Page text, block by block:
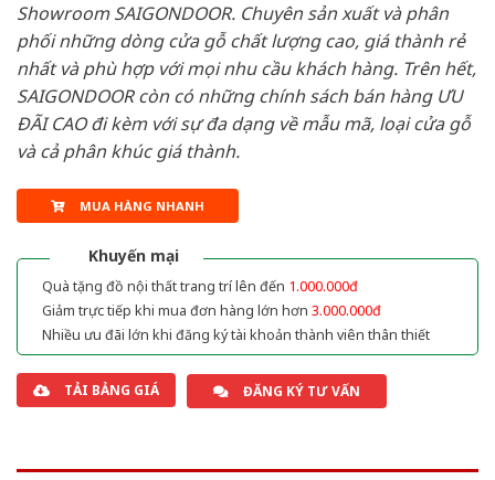
Showroom SAIGONDOOR. Chuyên sản xuất và phân
phối những dòng cửa gỗ chất lượng cao, giá thành rẻ
nhất và phù hợp với mọi nhu cầu khách hàng. Trên hết,
SAIGONDOOR còn có những chính sách bán hàng ƯU
ĐÃI CAO đi kèm với sự đa dạng về mẫu mã, loại cửa gỗ
và cả phân khúc giá thành.
MUA HÀNG NHANH
Khuyến mại
Quà tặng đồ nội thất trang trí lên đến 1.000.000đ
Giảm trực tiếp khi mua đơn hàng lớn hơn 3.000.000đ
Nhiều ưu đãi lớn khi đăng ký tài khoản thành viên thân thiết
TẢI BẢNG GIÁ ĐĂNG KÝ TƯ VẤN